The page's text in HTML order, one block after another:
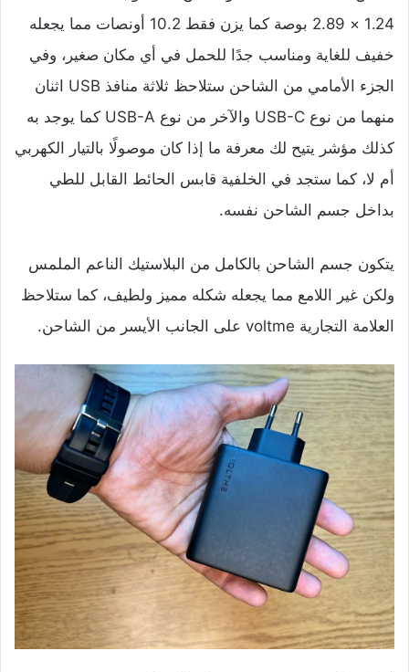
1.24 × 2.89 بوصة كما يزن فقط 10.2 أونصات مما يجعله
خفيف للغاية ومناسب جدًا للحمل في أي مكان صغير، وفي
الجزء الأمامي من الشاحن ستلاحظ ثلاثة منافذ USB اثنان
منهما من نوع USB-C والآخر من نوع USB-A كما يوجد به
كذلك مؤشر يتيح لك معرفة ما إذا كان موصولًا بالتيار الكهربي
أم لا، كما ستجد في الخلفية قابس الحائط القابل للطي
بداخل جسم الشاحن نفسه.
يتكون جسم الشاحن بالكامل من البلاستيك الناعم الملمس
ولكن غير اللامع مما يجعله شكله مميز ولطيف، كما ستلاحظ
العلامة التجارية voltme على الجانب الأيسر من الشاحن.